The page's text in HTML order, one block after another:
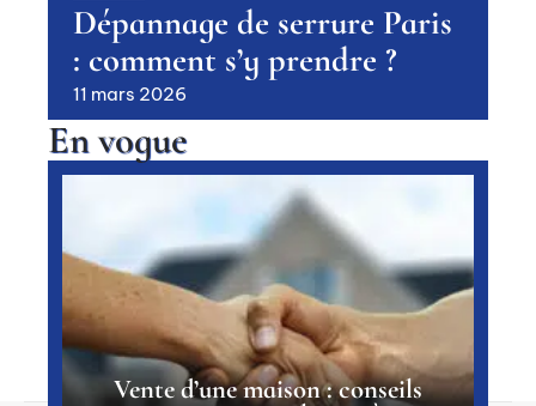
Dépannage de serrure Paris
: comment s’y prendre ?
11 mars 2026
En vogue
Vente d’une maison : conseils